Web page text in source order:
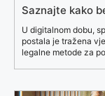
Saznajte kako
U digitalnom dobu,
postala je tražena
legalne metode za